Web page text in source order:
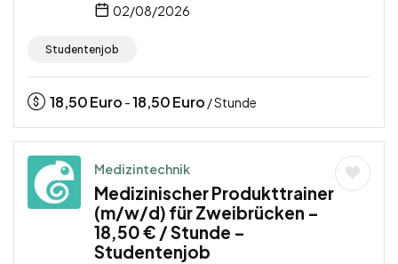
02/08/2026
Studentenjob
18,50Euro -18,50Euro / Stunde
Medizintechnik
Medizinischer Produkttrainer
(m/w/d) für Zweibrücken –
18,50 € / Stunde –
Studentenjob